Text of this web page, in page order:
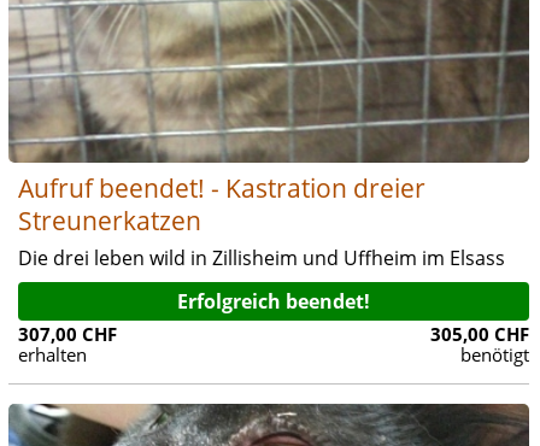
Aufruf beendet! - Kastration dreier
Streunerkatzen
Die drei leben wild in Zillisheim und Uffheim im Elsass
Erfolgreich beendet!
307,00 CHF
erhalten
305,00 CHF
benötigt